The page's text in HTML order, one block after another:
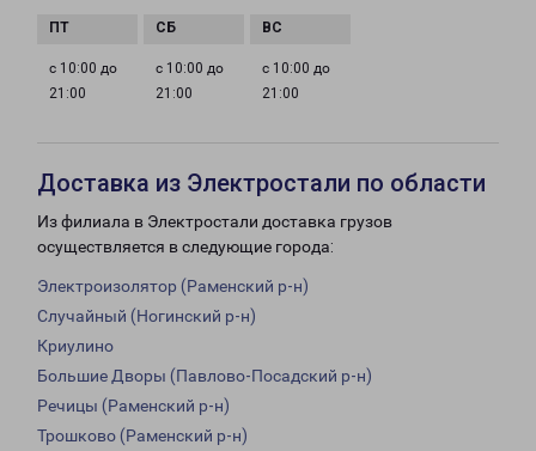
с 10:00 до
21:00
с 10:00 до
21:00
с 10:00 до
21:00
Доставка из Электростали по области
Из филиала в Электростали доставка грузов
осуществляется в следующие города:
Электроизолятор (Раменский р-н)
Случайный (Ногинский р-н)
Криулино
Большие Дворы (Павлово-Посадский р-н)
Речицы (Раменский р-н)
Трошково (Раменский р-н)